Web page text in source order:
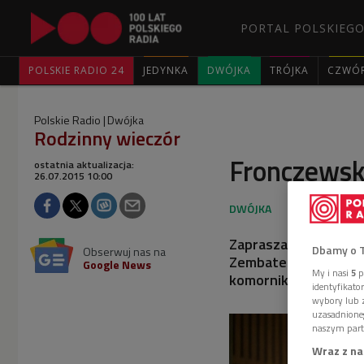
PORTAL
POLSKIE RADIO 24 JEDYNKA DWÓJKA TRÓJKA
Polskie Radio Dwójka
Rodzinny wieczór
ostatnia aktualizacja:
26.07.2015 10:00
Obserwuj nas na
Google News
Zapraszamy na
Zembatego i Jacka
komornik" oraz
Dbamy o
My i nasi 5
wybory lub
naszym
Wraz z